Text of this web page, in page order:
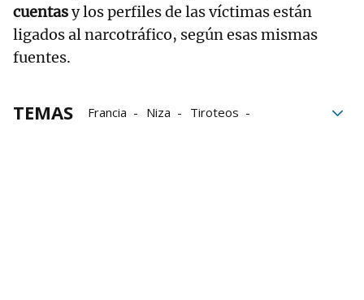
cuentasy los perfiles de las víctimas están
ligados al narcotráfico, según esas mismas
fuentes.
TEMAS Francia Niza
Tiroteos